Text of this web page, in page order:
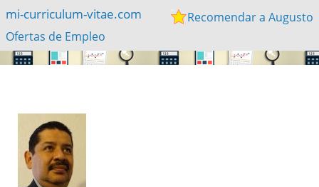
mi-curriculum-vitae.com
Recomendar a Augusto
Ofertas de Empleo